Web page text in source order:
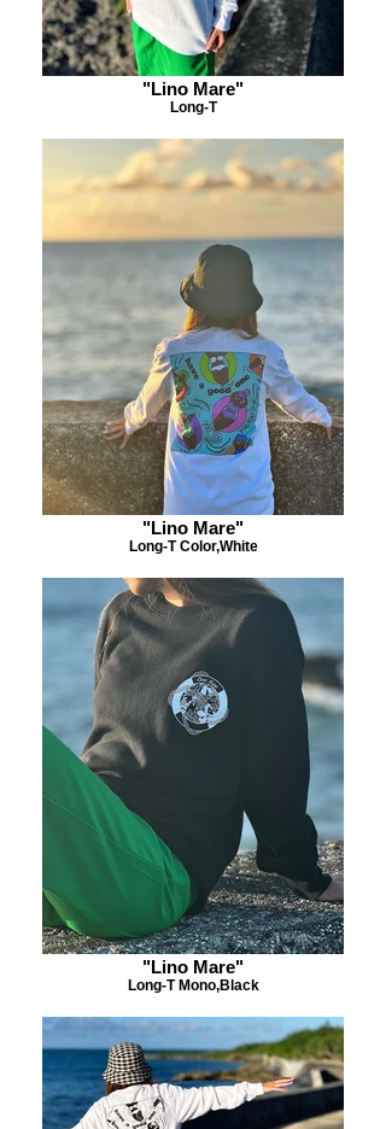
"Lino Mare"
Long-T
"Lino Mare"
Long-T Color,White
"Lino Mare"
Long-T Mono,Black